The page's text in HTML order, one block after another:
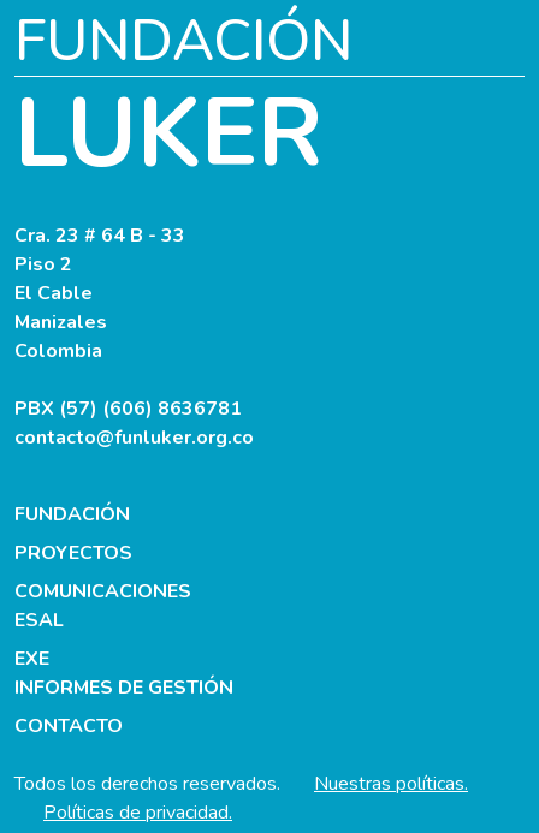
FUNDACIÓN
LUKER
Cra. 23 # 64 B - 33
Piso 2
El Cable
Manizales
Colombia
PBX (57) (606) 8636781
contacto@funluker.org.co
FUNDACIÓN
PROYECTOS
COMUNICACIONES
ESAL
EXE
INFORMES DE GESTIÓN
CONTACTO
Todos los derechos reservados.
Nuestras políticas.
Políticas de privacidad.